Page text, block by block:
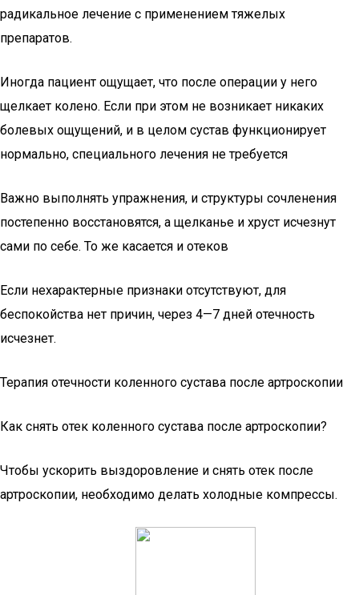
радикальное лечение с применением тяжелых
препаратов.
Иногда пациент ощущает, что после операции у него
щелкает колено. Если при этом не возникает никаких
болевых ощущений, и в целом сустав функционирует
нормально, специального лечения не требуется
Важно выполнять упражнения, и структуры сочленения
постепенно восстановятся, а щелканье и хруст исчезнут
сами по себе. То же касается и отеков
Если нехарактерные признаки отсутствуют, для
беспокойства нет причин, через 4—7 дней отечность
исчезнет.
Терапия отечности коленного сустава после артроскопии
Как снять отек коленного сустава после артроскопии?
Чтобы ускорить выздоровление и снять отек после
артроскопии, необходимо делать холодные компрессы.